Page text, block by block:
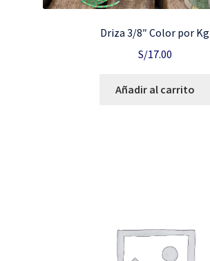
Driza 3/8″ Color por Kg
S/17.00
Añadir al carrito